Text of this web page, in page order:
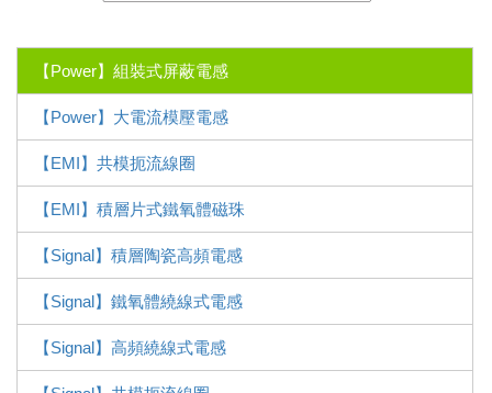
【Power】組裝式屏蔽電感
【Power】大電流模壓電感
【EMI】共模扼流線圈
【EMI】積層片式鐵氧體磁珠
【Signal】積層陶瓷高頻電感
【Signal】鐵氧體繞線式電感
【Signal】高頻繞線式電感